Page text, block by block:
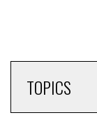
TOPICS